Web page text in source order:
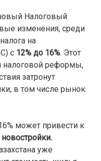
Налоговый
изменения, среди
на
с 12% до 16%. Этот
налоговой реформы,
затронут
в том числе рынок
может привести к
уже